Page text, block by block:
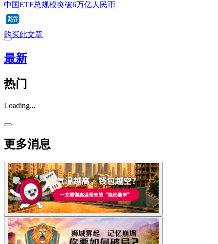
中国ETF总规模突破6万亿人民币
购买此文章
最新
热门
Loading...
更多消息